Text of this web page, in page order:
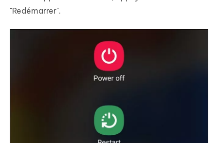
"Redémarrer".